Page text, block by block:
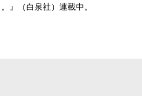
』（白泉社）連載中。